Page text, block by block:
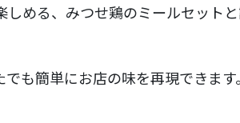
める、みつせ鶏のミールセット
も簡単にお店の味を再現できます